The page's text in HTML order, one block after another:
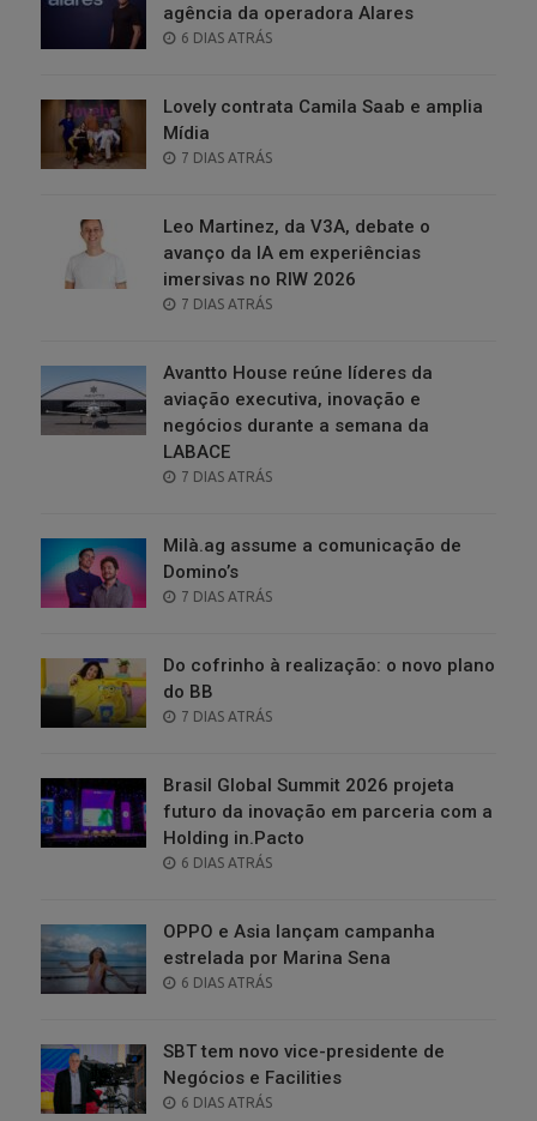
agência da operadora Alares
POSTED
6 DIAS ATRÁS
Lovely contrata Camila Saab e amplia
Mídia
POSTED
7 DIAS ATRÁS
Leo Martinez, da V3A, debate o
avanço da IA em experiências
imersivas no RIW 2026
POSTED
7 DIAS ATRÁS
Avantto House reúne líderes da
aviação executiva, inovação e
negócios durante a semana da
LABACE
POSTED
7 DIAS ATRÁS
Milà.ag assume a comunicação de
Domino’s
POSTED
7 DIAS ATRÁS
Do cofrinho à realização: o novo plano
do BB
POSTED
7 DIAS ATRÁS
Brasil Global Summit 2026 projeta
futuro da inovação em parceria com a
Holding in.Pacto
POSTED
6 DIAS ATRÁS
OPPO e Asia lançam campanha
estrelada por Marina Sena
POSTED
6 DIAS ATRÁS
SBT tem novo vice-presidente de
Negócios e Facilities
POSTED
6 DIAS ATRÁS